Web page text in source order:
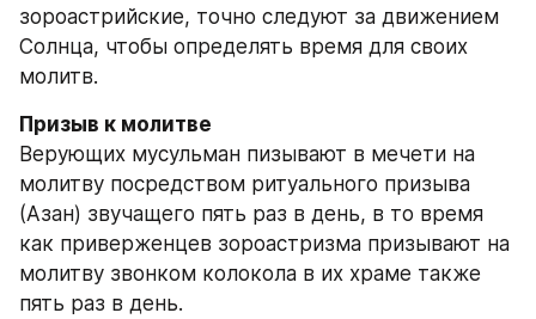
зороастрийские, точно следуют за движением
Солнца, чтобы определять время для своих
молитв.
Верующих мусульман пизывают в мечети на
молитву посредством ритуального призыва
(Азан) звучащего пять раз в день, в то время
как приверженцев зороастризма призывают на
молитву звонком колокола в их храме также
пять раз в день.